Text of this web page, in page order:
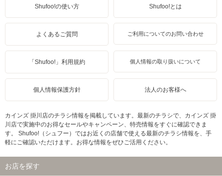
Shufoo!の使い方 Shufoo!とは
よくあるご質問 ご利用についてのお問い合わせ
「Shufoo!」利用規約 個人情報の取り扱いについて
個人情報保護方針 法人のお客様へ
カインズ 掛川店のチラシ情報を掲載しています。最新のチラシで、カインズ 掛
川店で実施中のお得なセールやキャンペーン、特売情報をすぐに確認できま
す。 Shufoo!（シュフー）ではお近くの店舗で使える最新のチラシ情報を、手
軽にご確認いただけます。お得な情報をぜひご活用ください。
お店を探す